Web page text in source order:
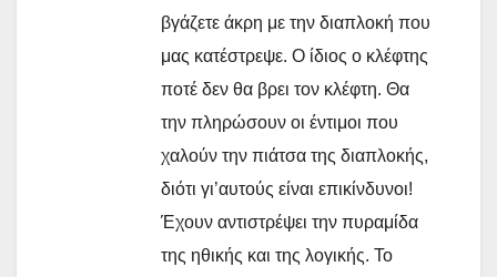
βγάζετε άκρη με την διαπλοκή που
μας κατέστρεψε. Ο ίδιος ο κλέφτης
ποτέ δεν θα βρει τον κλέφτη. Θα
την πληρώσουν οι έντιμοι που
χαλούν την πιάτσα της διαπλοκής,
διότι γι’αυτούς είναι επικίνδυνοι!
Έχουν αντιστρέψει την πυραμίδα
της ηθικής και της λογικής. Το